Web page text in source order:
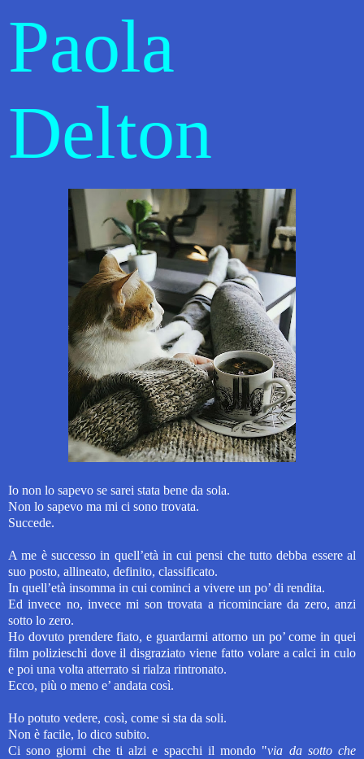
Paola
Delton
Io non lo sapevo se sarei stata bene da sola.
Non lo sapevo ma mi ci sono trovata.
Succede.
A me è successo in quell’età in cui pensi che tutto debba essere al
suo posto, allineato, definito, classificato.
In quell’età insomma in cui cominci a vivere un po’ di rendita.
Ed invece no, invece mi son trovata a ricominciare da zero, anzi
sotto lo zero.
Ho dovuto prendere fiato, e guardarmi attorno un po’ come in quei
film polizieschi dove il disgraziato viene fatto volare a calci in culo
e poi una volta atterrato si rialza rintronato.
Ecco, più o meno e’ andata così.
Ho potuto vedere, così, come si sta da soli.
Non è facile, lo dico subito.
Ci sono giorni che ti alzi e spacchi il mondo "via da sotto che